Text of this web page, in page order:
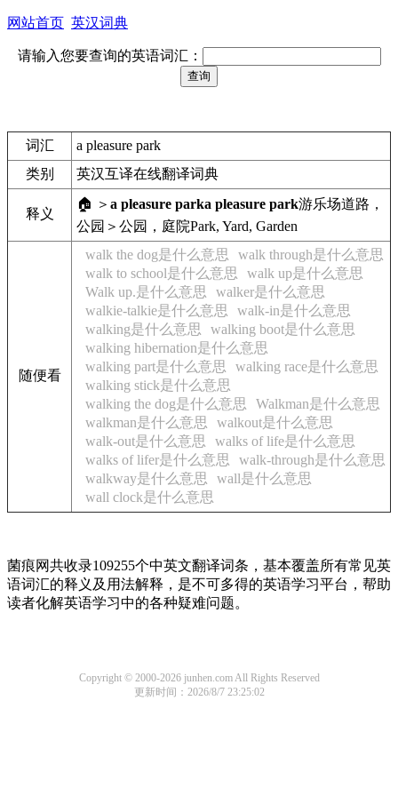
网站首页 英汉词典
请输入您要查询的英语词汇：
词汇
a pleasure park
类别
英汉互译在线翻译词典
释义
🏠 ＞ a pleasure parka pleasure park游乐场道路，
公园＞公园，庭院Park, Yard, Garden
随便看
walk the dog是什么意思
walk through是什么意思
walk to school是什么意思
walk up是什么意思
Walk up.是什么意思
walker是什么意思
walkie-talkie是什么意思
walk-in是什么意思
walking是什么意思
walking boot是什么意思
walking hibernation是什么意思
walking part是什么意思
walking race是什么意思
walking stick是什么意思
walking the dog是什么意思
Walkman是什么意思
walkman是什么意思
walkout是什么意思
walk-out是什么意思
walks of life是什么意思
walks of lifer是什么意思
walk-through是什么意思
walkway是什么意思
wall是什么意思
wall clock是什么意思
菌痕网共收录109255个中英文翻译词条，基本覆盖所有常见英
语词汇的释义及用法解释，是不可多得的英语学习平台，帮助
读者化解英语学习中的各种疑难问题。
Copyright © 2000-2026 junhen.com All Rights Reserved
更新时间：2026/8/7 23:25:02